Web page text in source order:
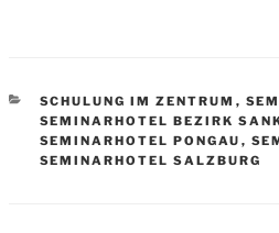
CATEGORIES
SCHULUNG IM ZENTRUM ,
SEMINARHOTEL BEZIRK
SEMINARHOTEL PONGAU ,
SEMINARHOTEL SALZBURG